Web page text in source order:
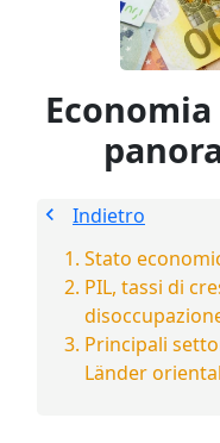
Indietro
Stato
PIL, tassi di
Principali
Länder